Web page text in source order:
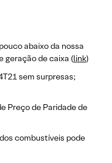
abaixo da nossa
geração de caixa (link)
sem surpresas;
Preço de Paridade de
combustíveis pode